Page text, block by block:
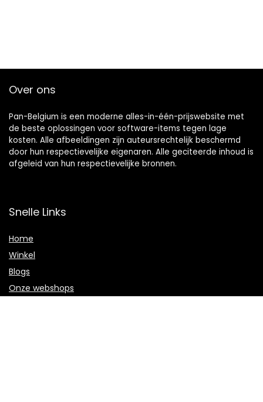
Over ons
Pan-Belgium is een moderne alles-in-één-prijswebsite met
de beste oplossingen voor software-items tegen lage
kosten. Alle afbeeldingen zijn auteursrechtelijk beschermd
door hun respectievelijke eigenaren. Alle geciteerde inhoud is
afgeleid van hun respectievelijke bronnen.
Snelle Links
Home
Winkel
Blogs
Onze webshops